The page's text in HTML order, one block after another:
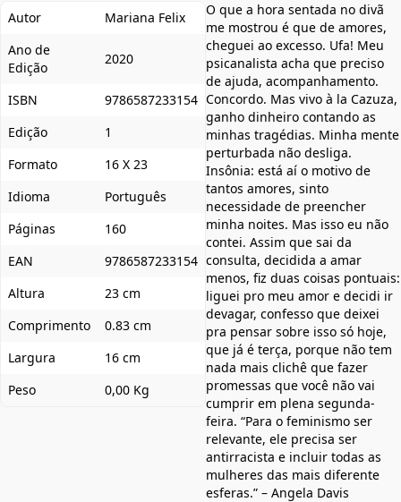
Autor
Mariana Felix
Ano de
Edição
2020
ISBN
9786587233154
Edição
1
Formato
16 X 23
Idioma
Português
Páginas
160
EAN
9786587233154
Altura
23 cm
Comprimento
0.83 cm
Largura
16 cm
Peso
0,00 Kg
O que a hora sentada no divã
me mostrou é que de amores,
cheguei ao excesso. Ufa! Meu
psicanalista acha que preciso
de ajuda, acompanhamento.
Concordo. Mas vivo à la Cazuza,
ganho dinheiro contando as
minhas tragédias. Minha mente
perturbada não desliga.
Insônia: está aí o motivo de
tantos amores, sinto
necessidade de preencher
minha noites. Mas isso eu não
contei. Assim que sai da
consulta, decidida a amar
menos, fiz duas coisas pontuais:
liguei pro meu amor e decidi ir
devagar, confesso que deixei
pra pensar sobre isso só hoje,
que já é terça, porque não tem
nada mais clichê que fazer
promessas que você não vai
cumprir em plena segunda-
feira. “Para o feminismo ser
relevante, ele precisa ser
antirracista e incluir todas as
mulheres das mais diferente
esferas.” – Angela Davis